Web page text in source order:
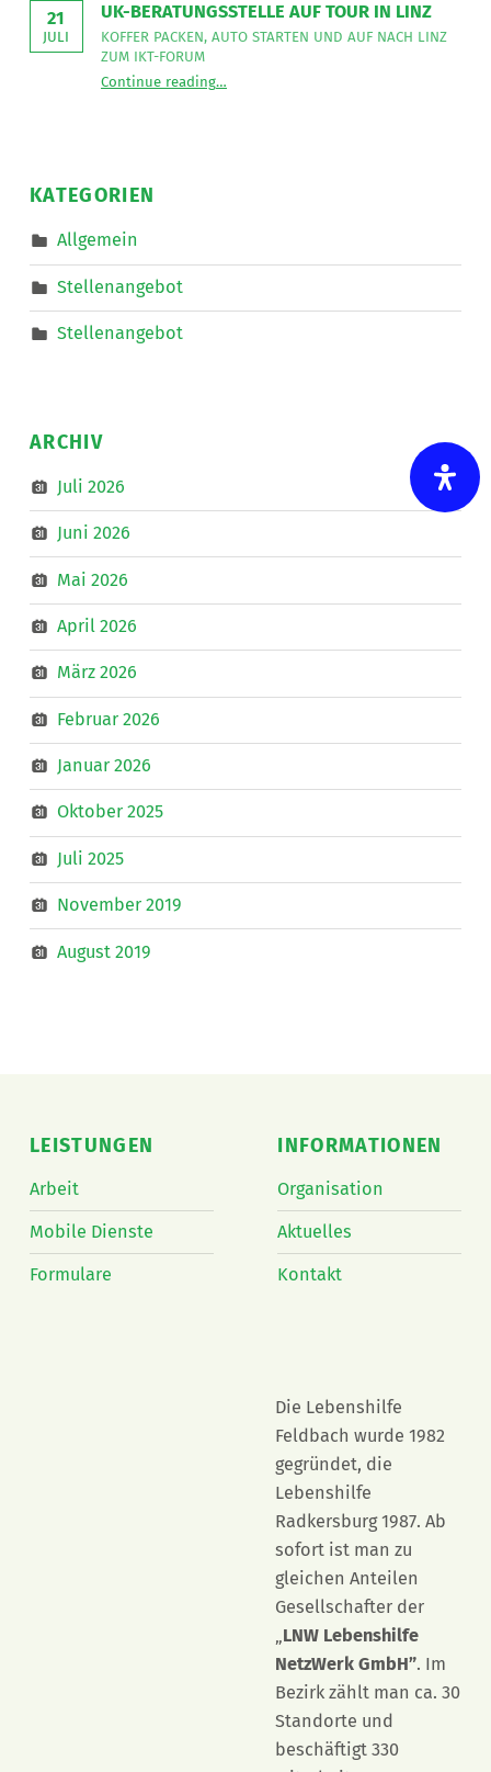
in
Straden
”
21
JULI
UK-BERATUNGSSTELLE AUF TOUR IN LINZ
KOFFER PACKEN, AUTO STARTEN UND AUF NACH LINZ
ZUM IKT-FORUM
Continue readingUK-Beratungsstelle auf Tour in Linz
Koffer
…
KATEGORIEN
Allgemein
Stellenangebot
Stellenangebot
ARCHIV
Juli 2026
Juni 2026
Mai 2026
April 2026
März 2026
Februar 2026
Januar 2026
Oktober 2025
Juli 2025
November 2019
August 2019
LEISTUNGEN
Arbeit
Mobile Dienste
Formulare
INFORMATIONEN
Organisation
Aktuelles
Kontakt
Die Lebenshilfe
Feldbach wurde 1982
gegründet, die
Lebenshilfe
Radkersburg 1987. Ab
sofort ist man zu
gleichen Anteilen
Gesellschafter der
„LNW Lebenshilfe
NetzWerk GmbH”. Im
Bezirk zählt man ca. 30
Standorte und
beschäftigt 330